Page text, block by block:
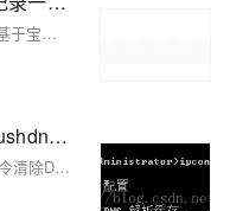
开发人员，怎能没有个人博客！记录一次基于宝塔切换网站域名的过程
windows之DNS7种资源记录和flushdns命令清除DNS缓存以及nslookup解析域名和ipconfig/all命令查看网络配置使用总结
windows之DNS7种资源记录和flushdns命令清除DNS缓存以及nslookup解析域名和ipconfig/all命令查看网络配置使用总结